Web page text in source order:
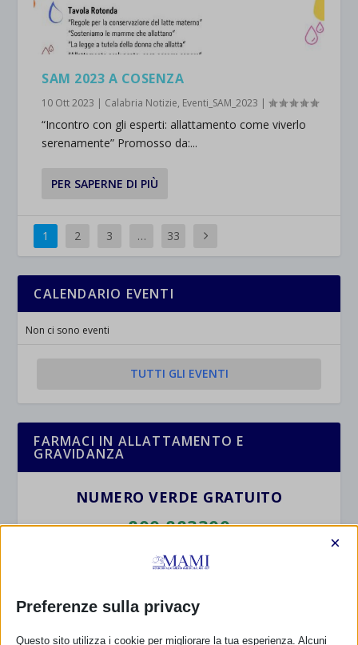
SAM 2023 A COSENZA
10 Ott 2023 | Calabria Notizie, Eventi_SAM_2023 |
“Incontro con gli esperti: allattamento come viverlo
serenamente” Promosso da:...
PER SAPERNE DI PIÙ
1 2 3 … 33
CALENDARIO EVENTI
Non ci sono eventi
TUTTI GLI EVENTI
FARMACI IN ALLATTAMENTO E
GRAVIDANZA
NUMERO VERDE GRATUITO
800.883300
Maggiori informazioni
RIMANI AGGIORNATO
Preferenze sulla privacy
×
Questo sito utilizza i cookie per migliorare la tua esperienza. Alcuni